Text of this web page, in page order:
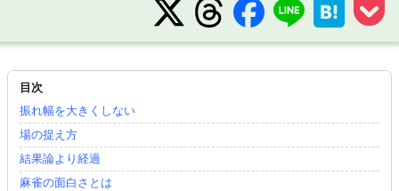
振れ幅を大きくしない
場の捉え方
結果論より経過
麻雀の面白さとは